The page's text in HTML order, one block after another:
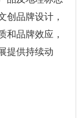
创品牌设计，
和品牌效应，
提供持续动